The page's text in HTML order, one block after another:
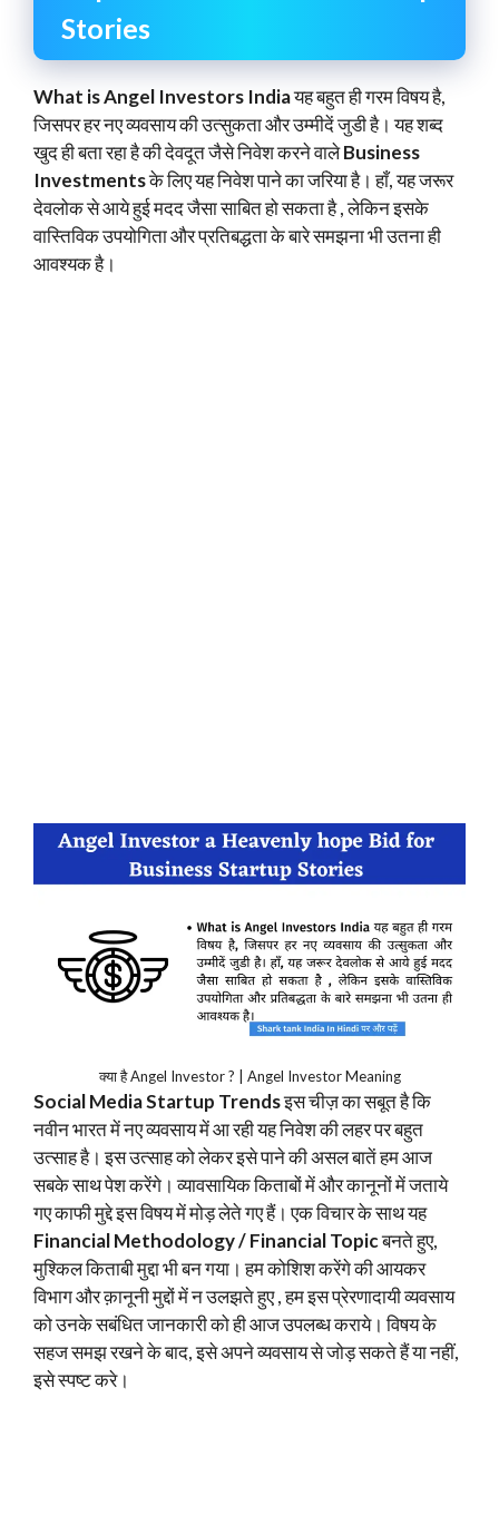
Stories
What is Angel Investors Indiaयह बहुत ही गरम विषय है,
जिसपर हर नए व्यवसाय की उत्सुकता और उम्मीदें जुडी है। यह शब्द
खुद ही बता रहा है की देवदूत जैसे निवेश करने वालेBusiness
Investmentsके लिए यह निवेश पाने का जरिया है। हाँ, यह जरूर
देवलोक से आये हुई मदद जैसा साबित हो सकता है , लेकिन इसके
वास्तिविक उपयोगिता और प्रतिबद्धता के बारे समझना भी उतना ही
आवश्यक है।
क्या है Angel Investor ? | Angel Investor Meaning
Social Media Startup Trendsइस चीज़ का सबूत है कि
नवीन भारत में नए व्यवसाय में आ रही यह निवेश की लहर पर बहुत
उत्साह है। इस उत्साह को लेकर इसे पाने की असल बातें हम आज
सबके साथ पेश करेंगे। व्यावसायिक किताबों में और कानूनों में जताये
गए काफी मुद्दे इस विषय में मोड़ लेते गए हैं। एक विचार के साथ यह
Financial Methodology / Financial Topicबनते हुए,
मुश्किल किताबी मुद्दा भी बन गया। हम कोशिश करेंगे की आयकर
विभाग और क़ानूनी मुद्दों में न उलझते हुए , हम इस प्रेरणादायी व्यवसाय
को उनके सबंधित जानकारी को ही आज उपलब्ध कराये। विषय के
सहज समझ रखने के बाद, इसे अपने व्यवसाय से जोड़ सकते हैं या नहीं,
इसे स्पष्ट करे।